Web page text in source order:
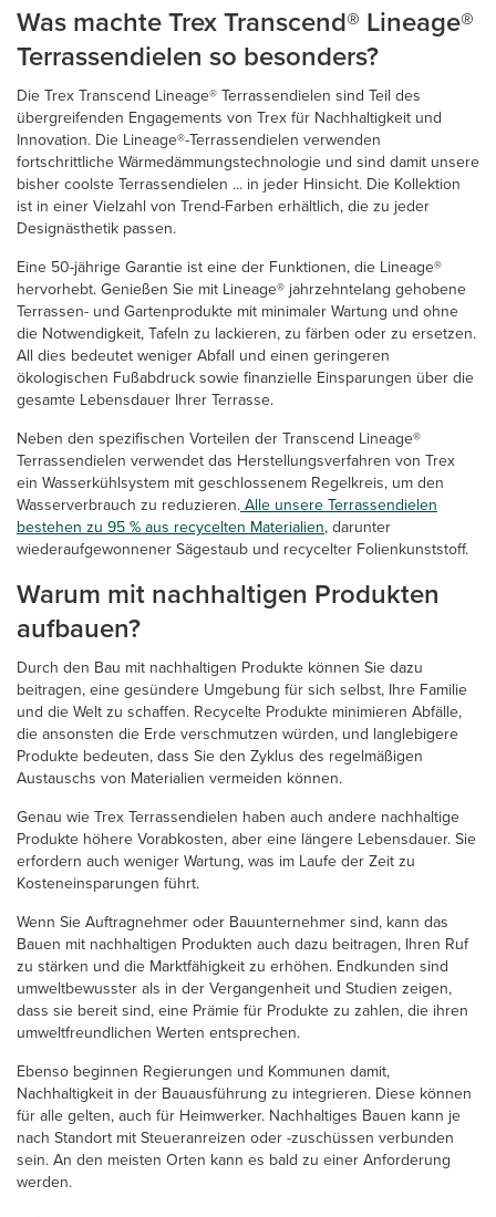
Was machte Trex Transcend® Lineage®
Terrassendielen so besonders?
Die Trex Transcend Lineage® Terrassendielen sind Teil des
übergreifenden Engagements von Trex für Nachhaltigkeit und
Innovation. Die Lineage®-Terrassendielen verwenden
fortschrittliche Wärmedämmungstechnologie und sind damit unsere
bisher coolste Terrassendielen ... in jeder Hinsicht. Die Kollektion
ist in einer Vielzahl von Trend-Farben erhältlich, die zu jeder
Designästhetik passen.
Eine 50-jährige Garantie ist eine der Funktionen, die Lineage®
hervorhebt. Genießen Sie mit Lineage® jahrzehntelang gehobene
Terrassen- und Gartenprodukte mit minimaler Wartung und ohne
die Notwendigkeit, Tafeln zu lackieren, zu färben oder zu ersetzen.
All dies bedeutet weniger Abfall und einen geringeren
ökologischen Fußabdruck sowie finanzielle Einsparungen über die
gesamte Lebensdauer Ihrer Terrasse.
Neben den spezifischen Vorteilen der Transcend Lineage®
Terrassendielen verwendet das Herstellungsverfahren von Trex
ein Wasserkühlsystem mit geschlossenem Regelkreis, um den
Wasserverbrauch zu reduzieren.Alle unsere Terrassendielen
bestehen zu 95 % aus recycelten Materialien, darunter
wiederaufgewonnener Sägestaub und recycelter Folienkunststoff.
Warum mit nachhaltigen Produkten
aufbauen?
Durch den Bau mit nachhaltigen Produkte können Sie dazu
beitragen, eine gesündere Umgebung für sich selbst, Ihre Familie
und die Welt zu schaffen. Recycelte Produkte minimieren Abfälle,
die ansonsten die Erde verschmutzen würden, und langlebigere
Produkte bedeuten, dass Sie den Zyklus des regelmäßigen
Austauschs von Materialien vermeiden können.
Genau wie Trex Terrassendielen haben auch andere nachhaltige
Produkte höhere Vorabkosten, aber eine längere Lebensdauer. Sie
erfordern auch weniger Wartung, was im Laufe der Zeit zu
Kosteneinsparungen führt.
Wenn Sie Auftragnehmer oder Bauunternehmer sind, kann das
Bauen mit nachhaltigen Produkten auch dazu beitragen, Ihren Ruf
zu stärken und die Marktfähigkeit zu erhöhen. Endkunden sind
umweltbewusster als in der Vergangenheit und Studien zeigen,
dass sie bereit sind, eine Prämie für Produkte zu zahlen, die ihren
umweltfreundlichen Werten entsprechen.
Ebenso beginnen Regierungen und Kommunen damit,
Nachhaltigkeit in der Bauausführung zu integrieren. Diese können
für alle gelten, auch für Heimwerker. Nachhaltiges Bauen kann je
nach Standort mit Steueranreizen oder -zuschüssen verbunden
sein. An den meisten Orten kann es bald zu einer Anforderung
werden.